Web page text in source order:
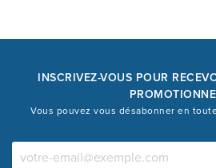
INSCRIVEZ-VOUS POUR
Vous pouvez vous désabonner en